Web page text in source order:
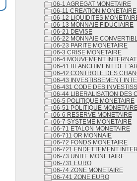
06-1 AGREGAT MONETAIRE
06-11 CREATION MONETAIRE
06-12 LIQUIDITES
06-13 MONNAIE FIDUCIAIRE
06-21 DEVISE
06-22 MONNAIE
06-23 PARITE MONETAIRE
06-3 CRISE MONETAIRE
06-4 MOUVEMENT
06-41 BLANCHIMENT DE
06-42 CONTROLE DES
06-43 INVESTISSEMENT
06-431 CODE DES
06-44 LIBERALISATION DES
06-5 POLITIQUE MONETAIRE
06-51 POLITIQUE
06-6 RESERVE MONETAIRE
06-7 SYSTEME MONETAIRE
06-71 ETALON MONETAIRE
06-711 OR MONNAIE
06-72 FONDS MONETAIRE
06-721 ENDETTEMENT
06-73 UNITE MONETAIRE
06-731 EURO
06-74 ZONE MONETAIRE
06-741 ZONE EURO